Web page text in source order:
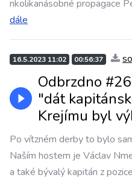
nkolikanásobné propagace
dále
16.5.2023 11:02 00:56:37
Odbrzdno
"dát
Krejímu byl
Po vítzném derby to bylo
Naším hostem je Václav
a také bývalý kapitán z